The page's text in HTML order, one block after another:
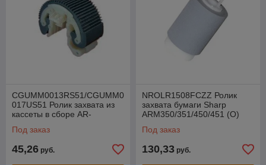
CGUMM0013RS51/CGUMM0
017US51 Ролик захвата из
кассеты в сборе AR-
Под заказ
45,26 руб.
NROLR1508FCZZ Ролик
захвата бумаги Sharp
ARM350/351/450/451 (O)
Под заказ
130,33 руб.